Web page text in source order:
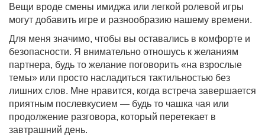
Вещи вроде смены имиджа или легкой ролевой игры
могут добавить игре и разнообразию нашему времени.
Для меня значимо, чтобы вы оставались в комфорте и
безопасности. Я внимательно отношусь к желаниям
партнера, будь то желание поговорить «на взрослые
темы» или просто насладиться тактильностью без
лишних слов. Мне нравится, когда встреча завершается
приятным послевкусием — будь то чашка чая или
продолжение разговора, который перетекает в
завтрашний день.